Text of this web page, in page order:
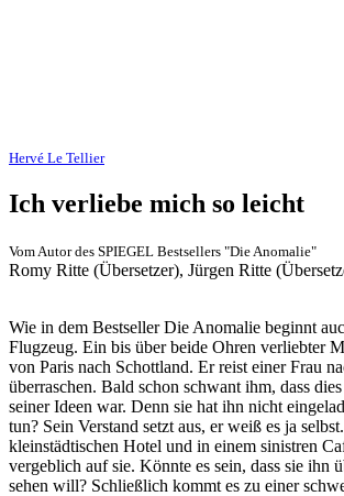
Hervé Le Tellier
Ich verliebe mich so leicht
Vom Autor des SPIEGEL Bestsellers "Die Anomalie"
Romy Ritte (Übersetzer), Jürgen Ritte
Wie in dem Bestseller Die Anomalie beginnt
Flugzeug. Ein bis über beide Ohren verliebter
von Paris nach Schottland. Er reist einer Frau
überraschen. Bald schon schwant ihm, dass
seiner Ideen war. Denn sie hat ihn nicht
tun? Sein Verstand setzt aus, er weiß es ja
kleinstädtischen Hotel und in einem sinistren
vergeblich auf sie. Könnte es sein, dass sie ihn
sehen will? Schließlich kommt es zu einer